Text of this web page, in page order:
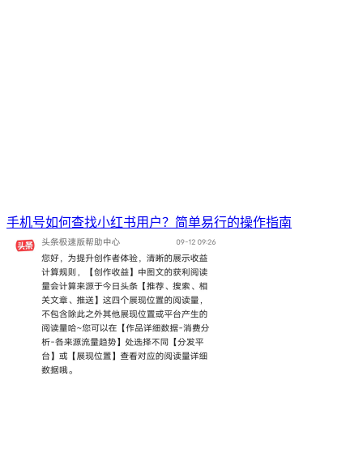
手机号如何查找小红书用户？简单易行的操作指南